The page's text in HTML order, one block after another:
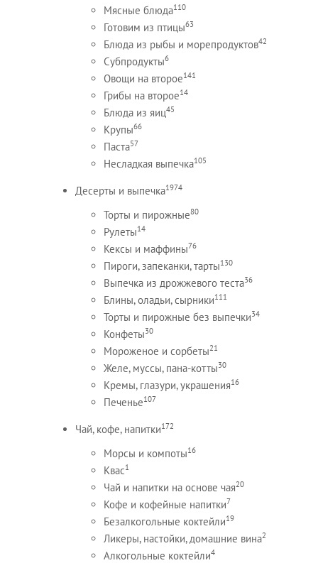
Мясные блюда110
Готовим из птицы63
Блюда из рыбы и морепродуктов42
Субпродукты6
Овощи на второе141
Грибы на второе14
Блюда из яиц45
Крупы66
Паста57
Несладкая выпечка105
Десерты и выпечка1974
Торты и пирожные80
Рулеты14
Кексы и маффины76
Пироги, запеканки, тарты130
Выпечка из дрожжевого теста36
Блины, оладьи, сырники111
Торты и пирожные без выпечки34
Конфеты30
Мороженое и сорбеты21
Желе, муссы, пана-котты30
Кремы, глазури, украшения16
Печенье107
Чай, кофе, напитки172
Морсы и компоты16
Квас1
Чай и напитки на основе чая20
Кофе и кофейные напитки7
Безалкогольные коктейли19
Ликеры, настойки, домашние вина2
Алкогольные коктейли4